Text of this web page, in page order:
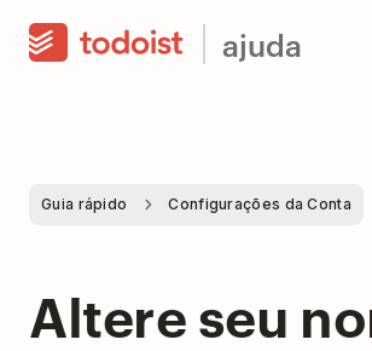
ajuda
Guia rápido Configurações da Conta
Altere seu